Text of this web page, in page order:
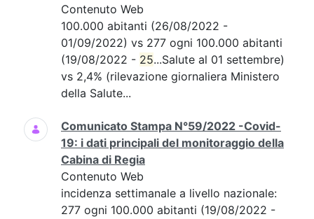
Contenuto Web
100.000 abitanti (26/08/2022 -
01/09/2022) vs 277 ogni 100.000 abitanti
(19/08/2022 - 25...Salute al 01 settembre)
vs 2,4% (rilevazione giornaliera Ministero
della Salute...
Comunicato Stampa N°59/2022 -Covid-
19: i dati principali del monitoraggio della
Cabina di Regia
Contenuto Web
incidenza settimanale a livello nazionale:
277 ogni 100.000 abitanti (19/08/2022 -